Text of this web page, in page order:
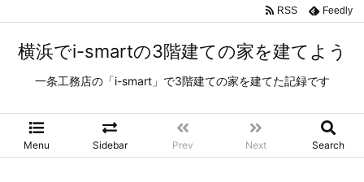
横浜でi-smartの3階建ての家を建てよう
一条工務店の「i-smart」で3階建ての家を建てた記録です
Menu Sidebar Prev Next Search
RSS Feedly